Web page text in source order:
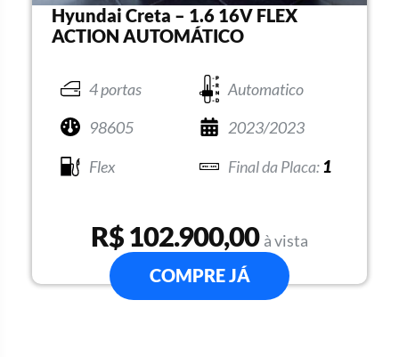
Hyundai Creta – 1.6 16V FLEX
ACTION AUTOMÁTICO
4 portas
Automatico
98605
2023/2023
Flex
1
R$ 102.900,00 à vista
COMPRE JÁ